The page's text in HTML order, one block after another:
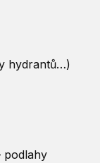
hydrantů…)
podlahy